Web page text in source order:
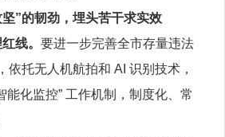
坚”的韧劲，埋头苦干求实效
线。要进一步完善全市存量违法
依托无人机航拍和 AI 识别技术，
能化监控” 工作机制，制度化、常